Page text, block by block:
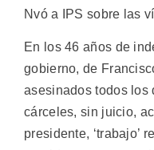
Nvó a IPS sobre las
En los 46 años de
gobierno, de
asesinados todos los
cárceles, sin juicio,
presidente, ‘trabajo’